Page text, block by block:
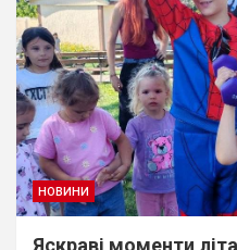
НОВИНИ
Яскраві моменти